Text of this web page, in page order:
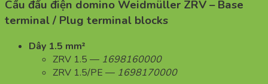
Cầu đấu điện domino Weidmüller ZRV – Base
terminal / Plug terminal blocks
Dây 1.5 mm²
ZRV 1.5 — 1698160000
ZRV 1.5/PE — 1698170000